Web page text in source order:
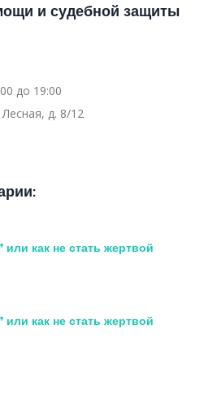
и судебной защиты
до 19:00
д. 8/12
как не стать жертвой
как не стать жертвой